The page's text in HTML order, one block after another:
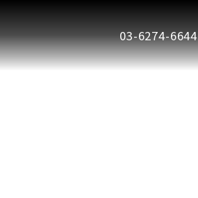
03-6274-6644